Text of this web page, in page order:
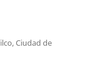
Ciudad de